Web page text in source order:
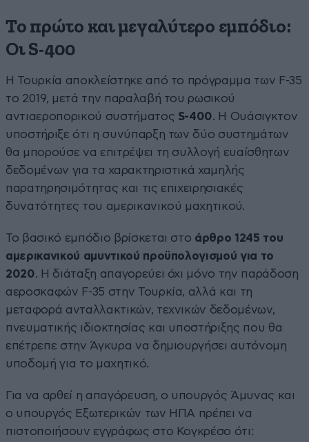
Το πρώτο και μεγαλύτερο εμπόδιο:
Οι S-400
Η Τουρκία αποκλείστηκε από το πρόγραμμα των F-35
το 2019, μετά την παραλαβή του ρωσικού
αντιαεροπορικού συστήματος S-400. Η Ουάσιγκτον
υποστήριξε ότι η συνύπαρξη των δύο συστημάτων
θα μπορούσε να επιτρέψει τη συλλογή ευαίσθητων
δεδομένων για τα χαρακτηριστικά χαμηλής
παρατηρησιμότητας και τις επιχειρησιακές
δυνατότητες του αμερικανικού μαχητικού.
Το βασικό εμπόδιο βρίσκεται στο άρθρο 1245 του
αμερικανικού αμυντικού προϋπολογισμού για το
2020. Η διάταξη απαγορεύει όχι μόνο την παράδοση
αεροσκαφών F-35 στην Τουρκία, αλλά και τη
μεταφορά ανταλλακτικών, τεχνικών δεδομένων,
πνευματικής ιδιοκτησίας και υποστήριξης που θα
επέτρεπε στην Άγκυρα να δημιουργήσει αυτόνομη
υποδομή για το μαχητικό.
Για να αρθεί η απαγόρευση, ο υπουργός Άμυνας και
ο υπουργός Εξωτερικών των ΗΠΑ πρέπει να
πιστοποιήσουν εγγράφως στο Κογκρέσο ότι: